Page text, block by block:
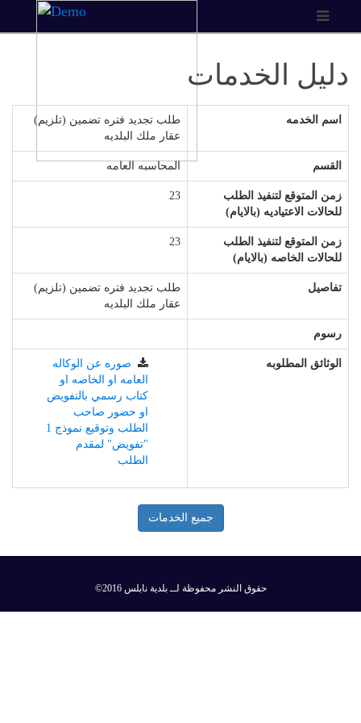
دليل الخدمات
اسم الخدمه
طلب تجديد فتره تضمين (تلزيم)
عقار ملك البلديه
القسم المحاسبه العامه
زمن المتوقع لتنفيذ الطلب
للحالات الاعتياديه (بالايام)
23
زمن المتوقع لتنفيذ الطلب
للحالات الخاصه (بالايام)
23
تفاصيل
طلب تجديد فتره تضمين (تلزيم)
عقار ملك البلديه
رسوم
الوثائق المطلوبه
صوره عن الوكاله
العامه او الخاصه او
كتاب رسمي بالتفويض
او حضور صاحب
الطلب وتوقيع نموذج 1
"تفويض" لمقدم
الطلب
جميع الخدمات
©2016 حقوق النشر محفوظة لــ بلدية نابلس